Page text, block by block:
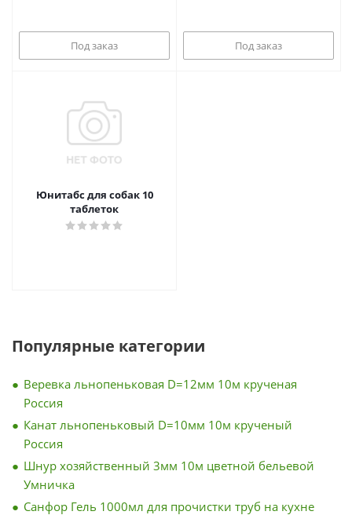
Под заказ Под заказ
Юнитабс для собак 10
таблеток
Популярные категории
Веревка льнопеньковая D=12мм 10м крученая
Россия
Канат льнопеньковый D=10мм 10м крученый
Россия
Шнур хозяйственный 3мм 10м цветной бельевой
Умничка
Санфор Гель 1000мл для прочистки труб на кухне